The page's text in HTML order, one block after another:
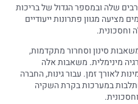
שלה ובמספר הגדול של בריכות
מציעה מגוון פתרונות ייעודיים
וחסכונית.
סינון וסחרור מתקדמות,
מינימלית. משאבות אלה
לאורך זמן. עבור גינות, החברה
במערכות בקרת השקיה